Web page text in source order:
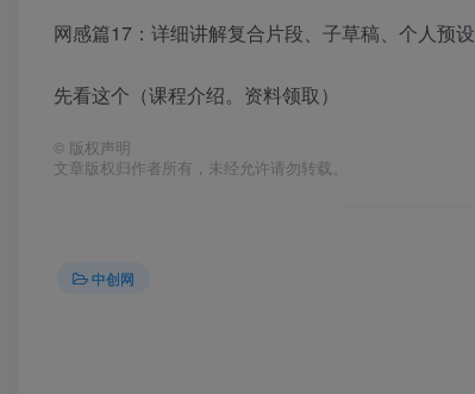
网感篇17：详细讲解复合片段、子草稿、个人预设
先看这个（课程介绍。资料领取）
© 版权声明
文章版权归作者所有，未经允许请勿转载。
中创网